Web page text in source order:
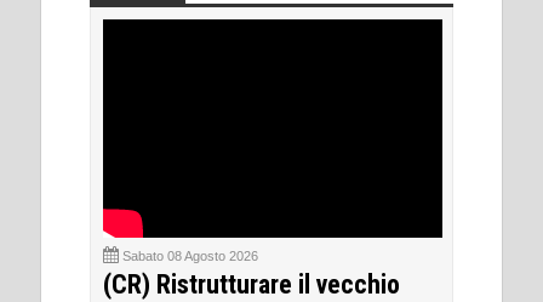
Sabato 08 Agosto 2026
(CR) Ristrutturare il vecchio